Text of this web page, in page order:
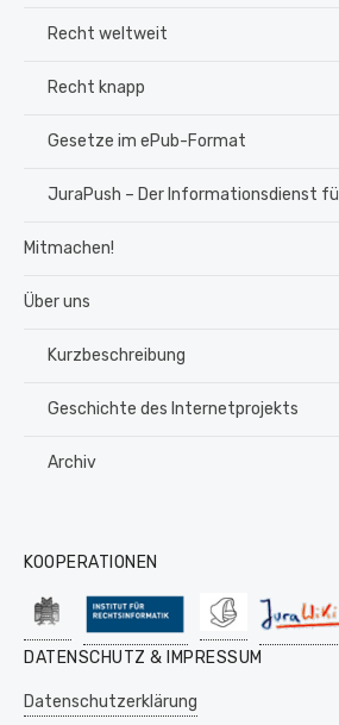
Recht weltweit
Recht knapp
Gesetze im ePub-Format
JuraPush – Der Informationsdienst
Mitmachen!
Über uns
Kurzbeschreibung
Geschichte des Internetprojekts
Archiv
KOOPERATIONEN
DATENSCHUTZ & IMPRESSUM
Datenschutzerklärung